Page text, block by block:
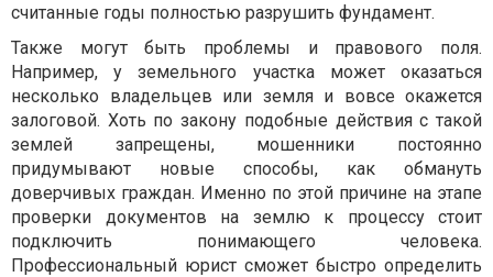
считанные годы полностью разрушить фундамент.
Также могут быть проблемы и правового поля.
Например, у земельного участка может оказаться
несколько владельцев или земля и вовсе окажется
залоговой. Хоть по закону подобные действия с такой
землей запрещены, мошенники постоянно
придумывают новые способы, как обмануть
доверчивых граждан. Именно по этой причине на этапе
проверки документов на землю к процессу стоит
подключить понимающего человека.
Профессиональный юрист сможет быстро определить